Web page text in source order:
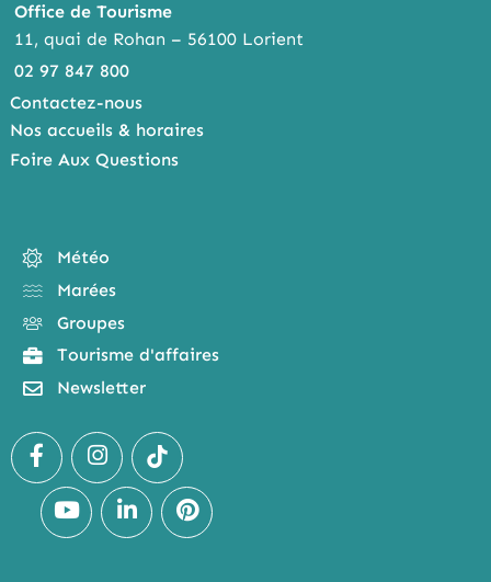
Office de Tourisme
11, quai de Rohan – 56100 Lorient
02 97 847 800
Contactez-nous
Nos accueils & horaires
Foire Aux Questions
Météo
Marées
Groupes
Tourisme d'affaires
Newsletter